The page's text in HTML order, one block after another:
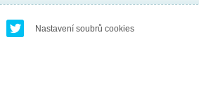
Nastavení soubrů cookies